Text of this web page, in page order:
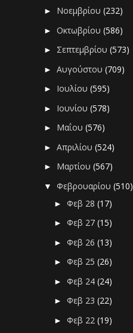
► Νοεμβρίου(232)
►Οκτωβρίου(586)
► Σεπτεμβρίου(573)
►Αυγούστου(709)
► Ιουλίου(595)
► Ιουνίου(578)
► Μαΐου(576)
►Απριλίου(524)
► Μαρτίου(567)
▼Φεβρουαρίου(510)
►Φεβ 28(17)
►Φεβ 27(15)
►Φεβ 26(13)
►Φεβ 25(26)
►Φεβ 24(24)
►Φεβ 23(22)
►Φεβ 22(19)